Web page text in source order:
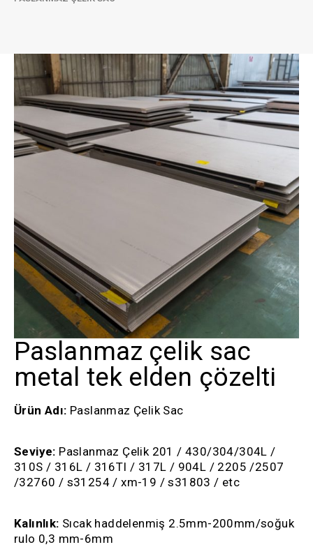
Paslanmaz çelik sac
metal tek elden çözelti
Ürün Adı: Paslanmaz Çelik Sac
Seviye: Paslanmaz Çelik 201 / 430/304/304L /
310S / 316L / 316TI / 317L / 904L / 2205 /2507
/32760 / s31254 / xm-19 / s31803 / etc
Kalınlık: Sıcak haddelenmiş 2.5mm-200mm/soğuk
rulo 0,3 mm-6mm